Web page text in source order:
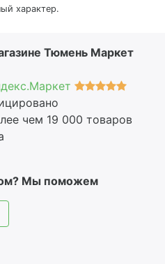
характер.
Тюмень Маркет
чем 19 000 товаров
Мы поможем